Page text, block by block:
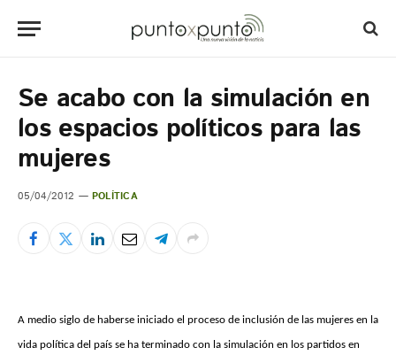
Se acabo con la simulación en
los espacios políticos para las
mujeres
05/04/2012 POLÍTICA
A medio siglo de haberse iniciado el proceso de inclusión de las mujeres en la
vida política del país se ha terminado con la simulación en los partidos en